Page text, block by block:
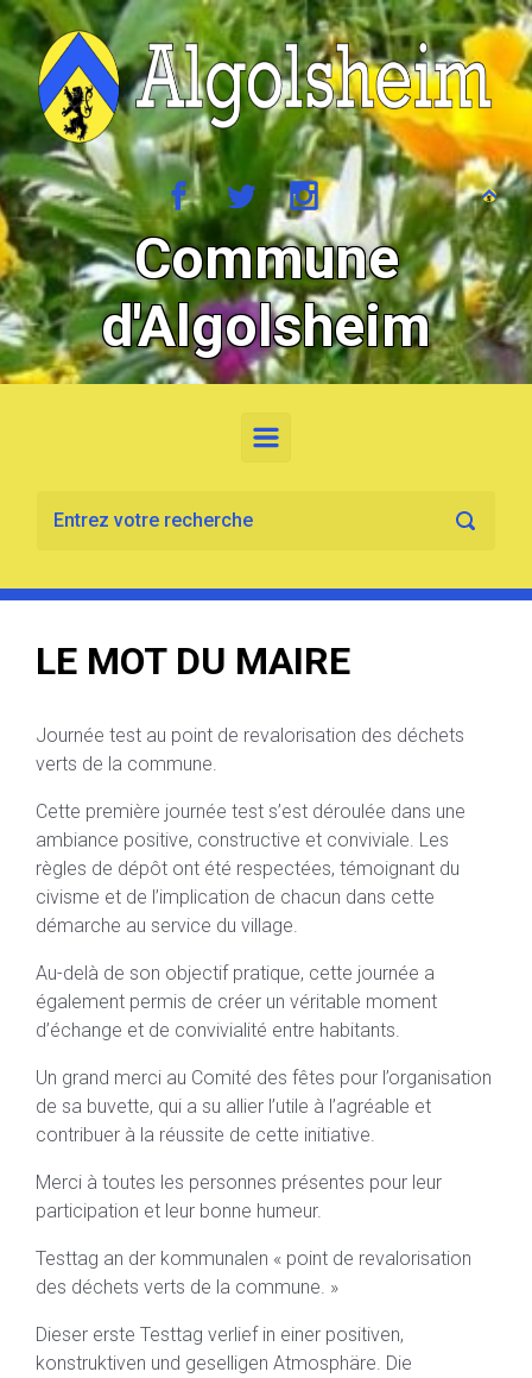
Skip to main content
Commune
d'Algolsheim
LE MOT DU MAIRE
Journée test au point de revalorisation des déchets
verts de la commune.
Cette première journée test s’est déroulée dans une
ambiance positive, constructive et conviviale. Les
règles de dépôt ont été respectées, témoignant du
civisme et de l’implication de chacun dans cette
démarche au service du village.
Au-delà de son objectif pratique, cette journée a
également permis de créer un véritable moment
d’échange et de convivialité entre habitants.
Un grand merci au Comité des fêtes pour l’organisation
de sa buvette, qui a su allier l’utile à l’agréable et
contribuer à la réussite de cette initiative.
Merci à toutes les personnes présentes pour leur
participation et leur bonne humeur.
Testtag an der kommunalen « point de revalorisation
des déchets verts de la commune. »
Dieser erste Testtag verlief in einer positiven,
konstruktiven und geselligen Atmosphäre. Die